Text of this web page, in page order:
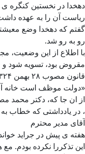
ریاست آن را به عهده
گفتم که دهخدا وضع
رو به رو شد.
مقروض بود، تسویه شود و
قانون مصوب ۲۸ بهمن ۱۳۲۴ مجلس شورای ملی :
«دولت موظف است خانه
از ان جا که، دکتر محمد
، در یادداشتی که خطاب
آقای مدیر محترم
هفته ی پیش در جراید
این تذکررا نکرده